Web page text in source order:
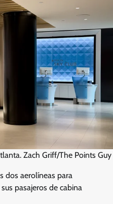
Zach Griff/The Points Guy
dos aerolíneas para
pasajeros de cabina